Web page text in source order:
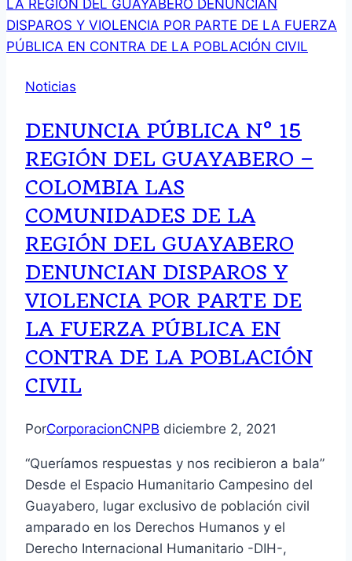
Noticias
DENUNCIA PÚBLICA N° 15
REGIÓN DEL GUAYABERO –
COLOMBIA LAS
COMUNIDADES DE LA
REGIÓN DEL GUAYABERO
DENUNCIAN DISPAROS Y
VIOLENCIA POR PARTE DE
LA FUERZA PÚBLICA EN
CONTRA DE LA POBLACIÓN
CIVIL
PorCorporacionCNPB diciembre 2, 2021
“Queríamos respuestas y nos recibieron a bala”
Desde el Espacio Humanitario Campesino del
Guayabero, lugar exclusivo de población civil
amparado en los Derechos Humanos y el
Derecho Internacional Humanitario -DIH-,